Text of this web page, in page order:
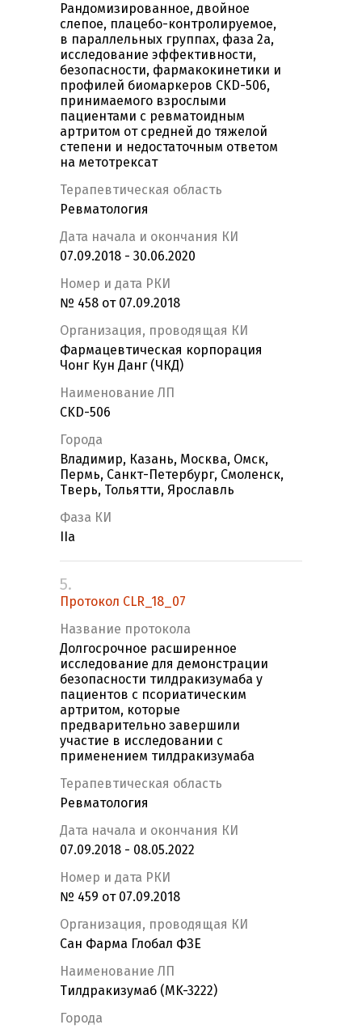
Рандомизированное, двойное
слепое, плацебо-контролируемое,
в параллельных группах, фаза 2а,
исследование эффективности,
безопасности, фармакокинетики и
профилей биомаркеров CKD-506,
принимаемого взрослыми
пациентами с ревматоидным
артритом от средней до тяжелой
степени и недостаточным ответом
на метотрексат
Терапевтическая область
Ревматология
Дата начала и окончания КИ
07.09.2018 - 30.06.2020
Номер и дата РКИ
№ 458 от 07.09.2018
Организация, проводящая КИ
Фармацевтическая корпорация
Чонг Кун Данг (ЧКД)
Наименование ЛП
CKD-506
Города
Владимир, Казань, Москва, Омск,
Пермь, Санкт-Петербург, Смоленск,
Тверь, Тольятти, Ярославль
Фаза КИ
IIa
5.
Протокол CLR_18_07
Название протокола
Долгосрочное расширенное
исследование для демонстрации
безопасности тилдракизумаба у
пациентов с псориатическим
артритом, которые
предварительно завершили
участие в исследовании с
применением тилдракизумаба
Терапевтическая область
Ревматология
Дата начала и окончания КИ
07.09.2018 - 08.05.2022
Номер и дата РКИ
№ 459 от 07.09.2018
Организация, проводящая КИ
Сан Фарма Глобал ФЗЕ
Наименование ЛП
Тилдракизумаб (MK-3222)
Города